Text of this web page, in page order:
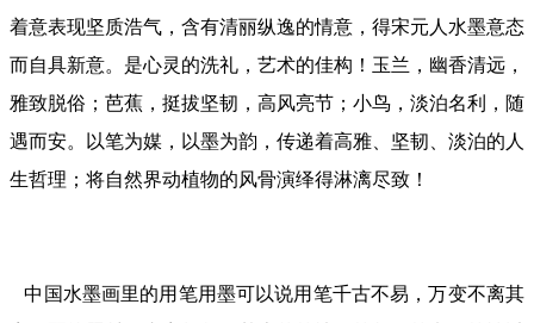
着意表现坚质浩气，含有清丽纵逸的情意，得宋元人水墨意态
而自具新意。是心灵的洗礼，艺术的佳构！玉兰，幽香清远，
雅致脱俗；芭蕉，挺拔坚韧，高风亮节；小鸟，淡泊名利，随
遇而安。以笔为媒，以墨为韵，传递着高雅、坚韧、淡泊的人
生哲理；将自然界动植物的风骨演绎得淋漓尽致！
中国水墨画里的用笔用墨可以说用笔千古不易，万变不离其